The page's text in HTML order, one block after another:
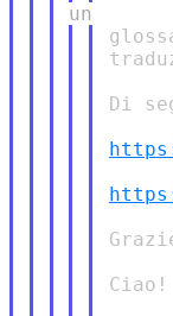
Di
Ciao!